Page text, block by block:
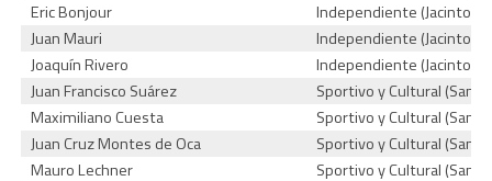
Eric Bonjour
Independiente (Jacinto
Juan Mauri
Independiente (Jacinto
Joaquín Rivero
Independiente (Jacinto
Juan Francisco Suárez
Sportivo y Cultural (San
Maximiliano Cuesta
Sportivo y Cultural (San
Juan Cruz Montes de Oca
Sportivo y Cultural (San
Mauro Lechner
Sportivo y Cultural (San